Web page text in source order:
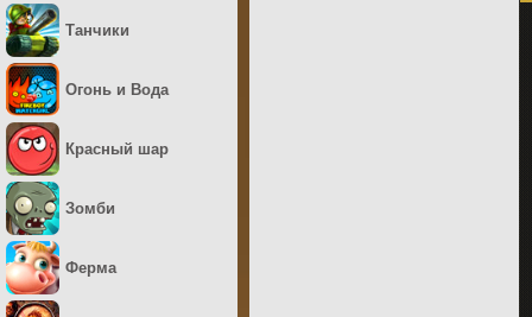
Танчики
Огонь и Вода
Красный шар
Зомби
Ферма